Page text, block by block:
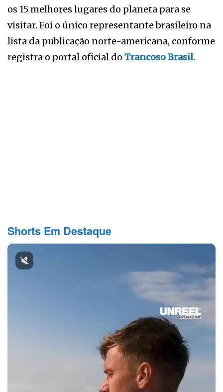
os 15 melhores lugares do planeta para se
visitar. Foi o único representante brasileiro na
lista da publicação norte-americana, conforme
registra o portal oficial do Trancoso Brasil.
Shorts Em Destaque